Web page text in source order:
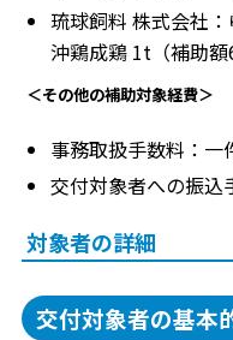
琉球飼料 株式会社
沖鶏成鶏 1t（補助
＜その他の補助対象経費＞
事務取扱手数料：一
交付対象者への振込
対象者の詳細
交付対象者の基本